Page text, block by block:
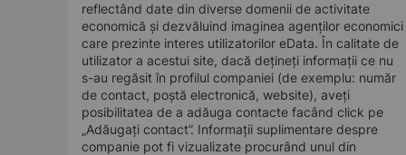
reflectând date din diverse domenii de activitate
economică și dezvăluind imaginea agenților economici
care prezinte interes utilizatorilor eData. În calitate de
utilizator a acestui site, dacă dețineți informații ce nu
s-au regăsit în profilul companiei (de exemplu: număr
de contact, poștă electronică, website), aveți
posibilitatea de a adăuga contacte facând click pe
„Adăugați contact”. Informații suplimentare despre
companie pot fi vizualizate procurând unul din